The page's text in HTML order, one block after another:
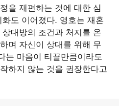
을 재편하는 것에 대한 심
도 이어졌다. 영호는 재혼
대방의 조건과 처지를 온
며 자신이 상대를 위해 무
는 마음이 티끌만큼이라도
하지 않는 것을 권장한다고